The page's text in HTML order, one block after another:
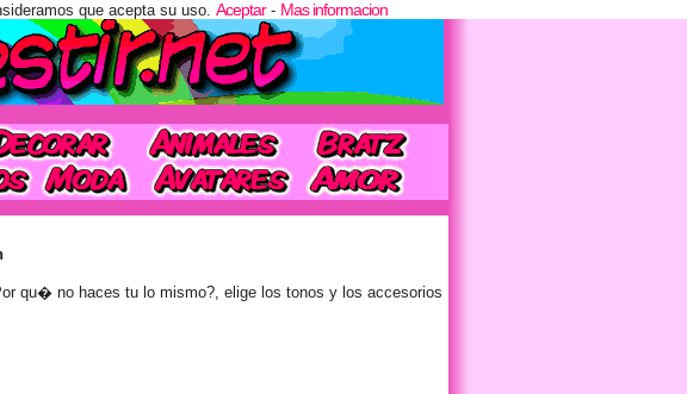
qu� no haces tu lo mismo?, elige los tonos y los accesorios
que acepta su uso. Aceptar- Mas informacion